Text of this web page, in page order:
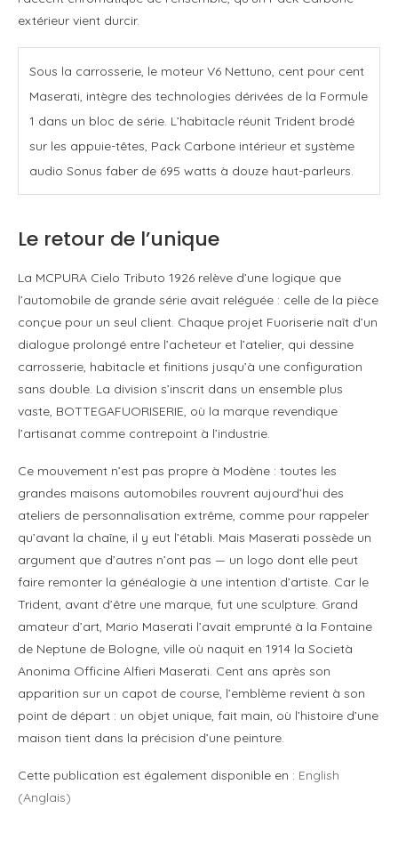
extérieur vient durcir.
Sous la carrosserie, le moteur V6 Nettuno, cent pour cent
Maserati, intègre des technologies dérivées de la Formule
1 dans un bloc de série. L’habitacle réunit Trident brodé
sur les appuie-têtes, Pack Carbone intérieur et système
audio Sonus faber de 695 watts à douze haut-parleurs.
Le retour de l’unique
La MCPURA Cielo Tributo 1926 relève d’une logique que
l’automobile de grande série avait reléguée : celle de la pièce
conçue pour un seul client. Chaque projet Fuoriserie naît d’un
dialogue prolongé entre l’acheteur et l’atelier, qui dessine
carrosserie, habitacle et finitions jusqu’à une configuration
sans double. La division s’inscrit dans un ensemble plus
vaste, BOTTEGAFUORISERIE, où la marque revendique
l’artisanat comme contrepoint à l’industrie.
Ce mouvement n’est pas propre à Modène : toutes les
grandes maisons automobiles rouvrent aujourd’hui des
ateliers de personnalisation extrême, comme pour rappeler
qu’avant la chaîne, il y eut l’établi. Mais Maserati possède un
argument que d’autres n’ont pas — un logo dont elle peut
faire remonter la généalogie à une intention d’artiste. Car le
Trident, avant d’être une marque, fut une sculpture. Grand
amateur d’art, Mario Maserati l’avait emprunté à la Fontaine
de Neptune de Bologne, ville où naquit en 1914 la Società
Anonima Officine Alfieri Maserati. Cent ans après son
apparition sur un capot de course, l’emblème revient à son
point de départ : un objet unique, fait main, où l’histoire d’une
maison tient dans la précision d’une peinture.
Cette publication est également disponible en : English
(Anglais)